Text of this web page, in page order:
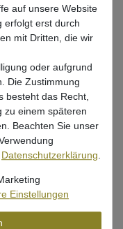
auf unsere Website
erfolgt erst durch
mit Dritten, die wir
oder aufgrund
Die Zustimmung
besteht das Recht,
zu einem späteren
Beachten Sie unser
Daten­schutz­erklärung
Einstellungen